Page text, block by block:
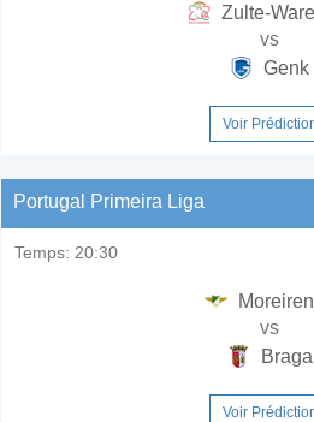
Zulte-
vs
Genk
Voir
Portugal Primeira Liga
Temps: 20:30
vs
Braga
Voir